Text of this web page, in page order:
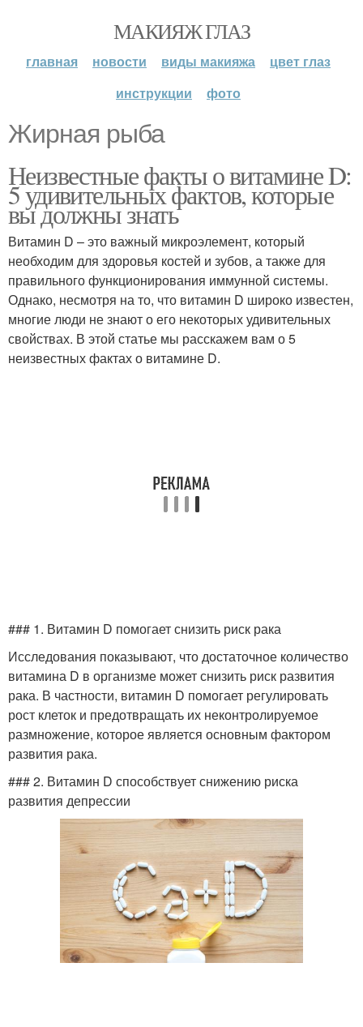
МАКИЯЖ ГЛАЗ
главная новости виды макияжа
цвет глаз
инструкции
фото
Жирная рыба
Неизвестные факты о витамине D:
5 удивительных фактов, которые
вы должны знать
Витамин D – это важный микроэлемент, который
необходим для здоровья костей и зубов, а также для
правильного функционирования иммунной системы.
Однако, несмотря на то, что витамин D широко известен,
многие люди не знают о его некоторых удивительных
свойствах. В этой статье мы расскажем вам о 5
неизвестных фактах о витамине D.
### 1. Витамин D помогает снизить риск рака
Исследования показывают, что достаточное количество
витамина D в организме может снизить риск развития
рака. В частности, витамин D помогает регулировать
рост клеток и предотвращать их неконтролируемое
размножение, которое является основным фактором
развития рака.
### 2. Витамин D способствует снижению риска
развития депрессии